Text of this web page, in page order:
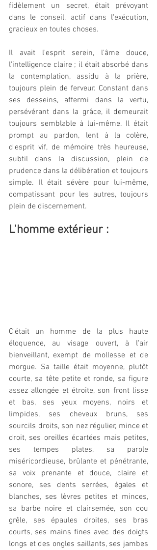
fidèlement un secret, était prévoyant
dans le conseil, actif dans l'exécution,
gracieux en toutes choses.
Il avait l'esprit serein, l'âme douce,
l'intelligence claire ; il était absorbé dans
la contemplation, assidu à la prière,
toujours plein de ferveur. Constant dans
ses desseins, affermi dans la vertu,
persévérant dans la grâce, il demeurait
toujours semblable à lui-même. Il était
prompt au pardon, lent à la colère,
d'esprit vif, de mémoire très heureuse,
subtil dans la discussion, plein de
prudence dans la délibération et toujours
simple. Il était sévère pour lui-même,
compatissant pour les autres, toujours
plein de discernement.
L'homme extérieur :
C'était un homme de la plus haute
éloquence, au visage ouvert, à l'air
bienveillant, exempt de mollesse et de
morgue. Sa taille était moyenne, plutôt
courte, sa tête petite et ronde, sa figure
assez allongée et étroite, son front lisse
et bas, ses yeux moyens, noirs et
limpides, ses cheveux bruns, ses
sourcils droits, son nez régulier, mince et
droit, ses oreilles écartées mais petites,
ses tempes plates, sa parole
miséricordieuse, brûlante et pénétrante,
sa voix prenante et douce, claire et
sonore, ses dents serrées, égales et
blanches, ses lèvres petites et minces,
sa barbe noire et clairsemée, son cou
grêle, ses épaules droites, ses bras
courts, ses mains fines avec des doigts
longs et des ongles saillants, ses jambes